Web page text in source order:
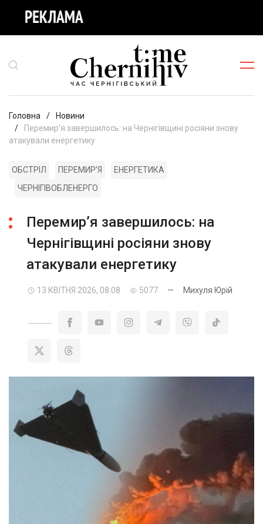
Головна
Новини
Перемирʼя завершилось: на Чернігівщині росіяни знову
атакували енергетику
ОБСТРІЛ ПЕРЕМИРʼЯ
ЕНЕРГЕТИКА
ЧЕРНІГІВОБЛЕНЕРГО
Перемирʼя завершилось: на
Чернігівщині росіяни знову
атакували енергетику
13 КВІТНЯ 2026, 08:08 5077 — Михуля Юрій